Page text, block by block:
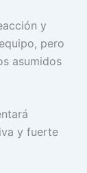
y
pero
asumidos
y fuerte